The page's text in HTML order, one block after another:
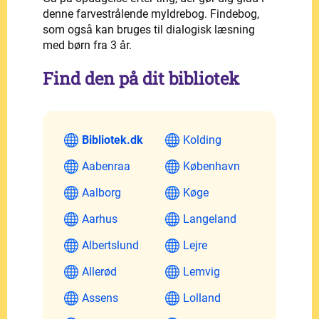
denne farvestrålende myldrebog. Findebog,
som også kan bruges til dialogisk læsning
med børn fra 3 år.
Find den på dit bibliotek
Bibliotek.dk
Aabenraa
Aalborg
Aarhus
Albertslund
Allerød
Assens
Kolding
København
Køge
Langeland
Lejre
Lemvig
Lolland